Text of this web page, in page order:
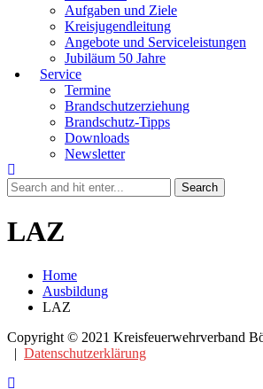
Aufgaben und Ziele
Kreisjugendleitung
Angebote und Serviceleistungen
Jubiläum 50 Jahre
Service
Termine
Brandschutzerziehung
Brandschutz-Tipps
Downloads
Newsletter
LAZ
Home
Ausbildung
LAZ
Copyright © 2021 Kreisfeuerwehrverband
| Datenschutzerklärung